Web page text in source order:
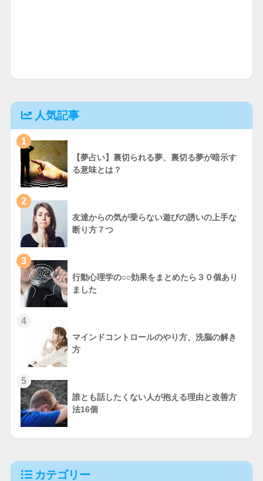
人気記事
1
【夢占い】裏切られる夢、裏切る夢が暗示す
る意味とは？
2
友達からの気が乗らない遊びの誘いの上手な
断り方７つ
3
行動心理学の○○効果をまとめたら３０個あり
ました
4
マインドコントロールのやり方、洗脳の解き
方
5
誰とも話したくない人が抱える理由と改善方
法16個
カテゴリー